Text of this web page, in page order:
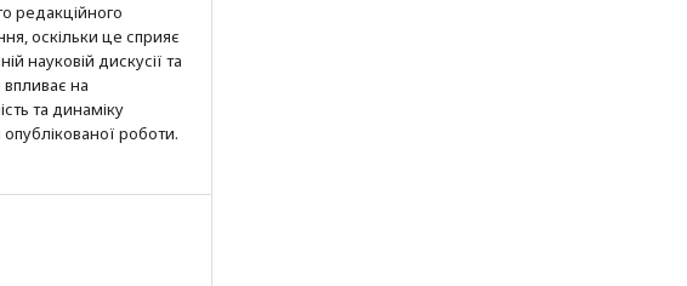
редакційного
оскільки це сприяє
науковій дискусії та
на
та динаміку
роботи.